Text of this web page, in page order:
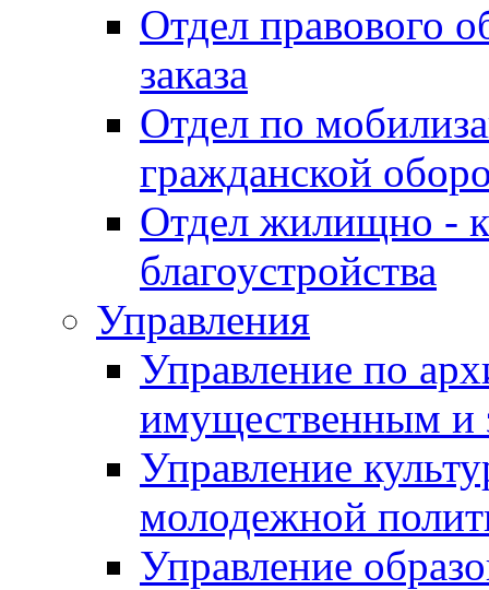
Отдел правового
заказа
Отдел по
гражданской
Отдел жилищно -
благоустройства
Управления
Управление по
имущественным и
Управление
молодежной
Управление